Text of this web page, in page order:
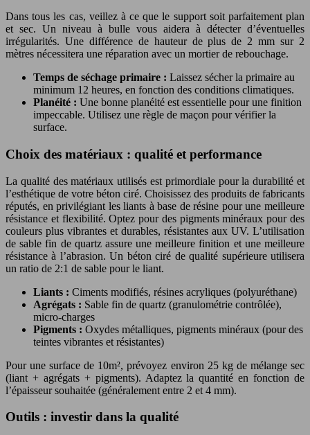
Dans tous les cas, veillez à ce que le support soit parfaitement plan
et sec. Un niveau à bulle vous aidera à détecter d’éventuelles
irrégularités. Une différence de hauteur de plus de 2 mm sur 2
mètres nécessitera une réparation avec un mortier de rebouchage.
Temps de séchage primaire : Laissez sécher la primaire au
minimum 12 heures, en fonction des conditions climatiques.
Planéité : Une bonne planéité est essentielle pour une finition
impeccable. Utilisez une règle de maçon pour vérifier la
surface.
Choix des matériaux : qualité et performance
La qualité des matériaux utilisés est primordiale pour la durabilité et
l’esthétique de votre béton ciré. Choisissez des produits de fabricants
réputés, en privilégiant les liants à base de résine pour une meilleure
résistance et flexibilité. Optez pour des pigments minéraux pour des
couleurs plus vibrantes et durables, résistantes aux UV. L’utilisation
de sable fin de quartz assure une meilleure finition et une meilleure
résistance à l’abrasion. Un béton ciré de qualité supérieure utilisera
un ratio de 2:1 de sable pour le liant.
Liants : Ciments modifiés, résines acryliques (polyuréthane)
Agrégats : Sable fin de quartz (granulométrie contrôlée),
micro-charges
Pigments : Oxydes métalliques, pigments minéraux (pour des
teintes vibrantes et résistantes)
Pour une surface de 10m², prévoyez environ 25 kg de mélange sec
(liant + agrégats + pigments). Adaptez la quantité en fonction de
l’épaisseur souhaitée (généralement entre 2 et 4 mm).
Outils : investir dans la qualité